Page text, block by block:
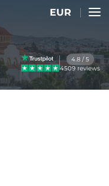
EUR
4.8 / 5
4509 reviews